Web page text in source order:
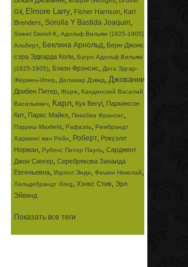
Gil, Elmore Larry, Fisher Harrison, Karl
Brenders, Sorolla Y Bastida Joaquin,
Sweet Darrell K, Адольф Вильям (1825-1905)
Альберт, Беклина Арнольд, Берн-Джонса
сэра Эдварда Коли, Бугро Адольф Вильям
(1825-1905), Бэкон Фрэнсис, Дега Эдгар-
Жермен-Илер, Деламар Дэвид, Джованни
Дрибен Питер, Жорж, Кандинский Василий
Васильевич, Карл, Кук Beryl, Паркинсон
Кит, Паркс Майкл, Пикабиа Франсис,
Пэрриш Maxfield, Рафаэль, Рембрандт
Харменс ван Рейн, Роберт, Рокуэлл
Норман, Рубенс Питер Пауль, Сарджент
Джон Сингер, Серебрякова Зинаида
Евгеньевна, Уорхол Энди, Фешин Николай,
Хильдебрандт Greg, Хэнкс Стив, Эрл
Эйвинд
Показать все теги